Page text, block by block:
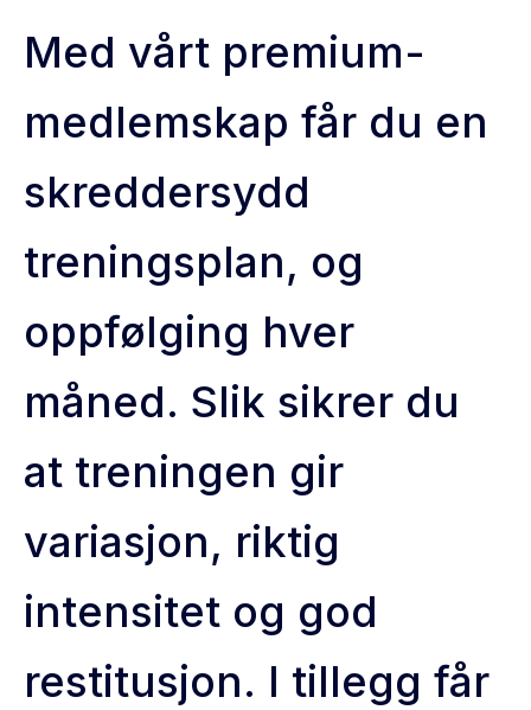
Med vårt premium-
medlemskap får du en
skreddersydd
treningsplan, og
oppfølging hver
måned. Slik sikrer du
at treningen gir
variasjon, riktig
intensitet og god
restitusjon. I tillegg får